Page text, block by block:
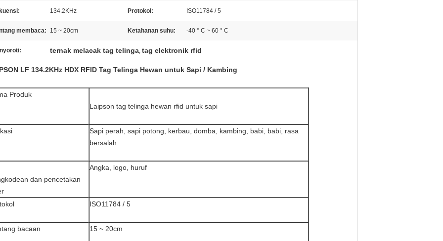
134.2KHz Protokol: ISO11784 / 5
membaca: 15 ~ 20cm Ketahanan suhu: -40 ° C ~ 60 ° C
ternak melacak tag telinga, tag elektronik rfid
LF 134.2KHz HDX RFID Tag Telinga Hewan untuk Sapi / Kambing
Produk
Laipson tag telinga hewan rfid untuk sapi
Sapi perah, sapi potong, kerbau, domba, kambing, babi, babi, rasa
bersalah
dan pencetakan
Angka, logo, huruf
ISO11784 / 5
bacaan 15 ~ 20cm